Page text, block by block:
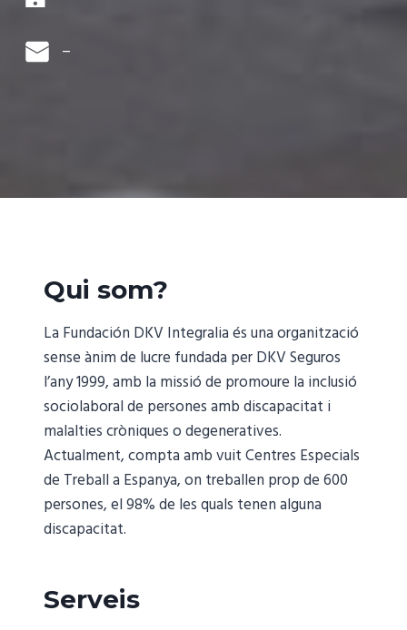
–
Qui som?
La Fundación DKV Integralia és una organització
sense ànim de lucre fundada per DKV Seguros
l’any 1999, amb la missió de promoure la inclusió
sociolaboral de persones amb discapacitat i
malalties cròniques o degeneratives.
Actualment, compta amb vuit Centres Especials
de Treball a Espanya, on treballen prop de 600
persones, el 98% de les quals tenen alguna
discapacitat.
Serveis